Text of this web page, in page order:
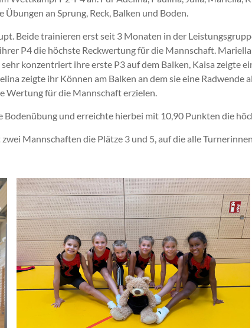
an Sprung, Reck, Balken und Boden.
Beide trainieren erst seit 3 Monaten in der
P4 die höchste Reckwertung für die Mannschaft.
konzentriert ihre erste P3 auf dem Balken, Kaisa zeigte
zeigte ihr Können am Balken an dem sie eine
Wertung für die Mannschaft erzielen.
und erreichte hierbei mit 10,90 Punkten die
Mannschaften die Plätze 3 und 5, auf die alle